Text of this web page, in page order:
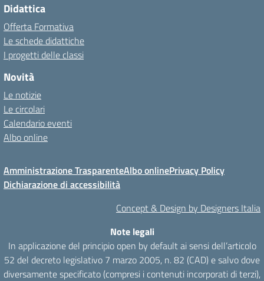
Didattica
Offerta Formativa
Le schede didattiche
I progetti delle classi
Novità
Le notizie
Le circolari
Calendario eventi
Albo online
Amministrazione TrasparenteAlbo onlinePrivacy Policy
Dichiarazione di accessibilità
Concept & Design by Designers Italia
Note legali
In applicazione del principio open by default ai sensi dell’articolo
52 del decreto legislativo 7 marzo 2005, n. 82 (CAD) e salvo dove
diversamente specificato (compresi i contenuti incorporati di terzi),